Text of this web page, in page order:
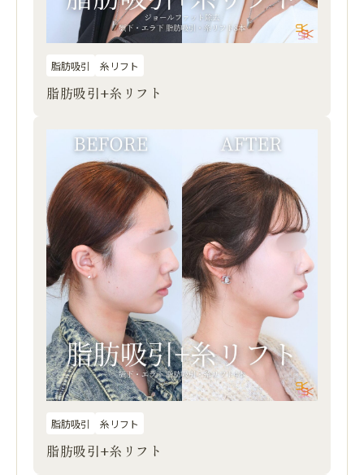
脂肪吸引 糸リフト
脂肪吸引+糸リフト
脂肪吸引 糸リフト
脂肪吸引+糸リフト